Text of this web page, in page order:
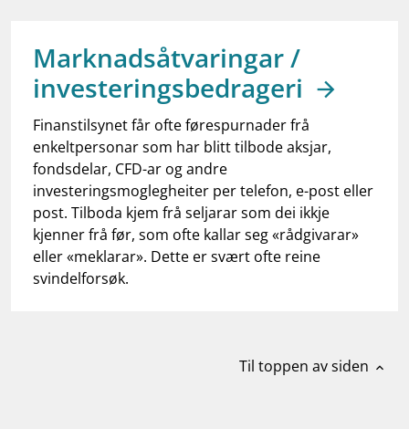
dashboardInformasjon for investorer
notifications_noneAbonner på nyhetsvarsel
Marknadsåtvaringar /
investeringsbedrageri
Finanstilsynet får ofte førespurnader frå
enkeltpersonar som har blitt tilbode aksjar,
fondsdelar, CFD-ar og andre
investeringsmoglegheiter per telefon, e-post eller
post. Tilboda kjem frå seljarar som dei ikkje
kjenner frå før, som ofte kallar seg «rådgivarar»
eller «meklarar». Dette er svært ofte reine
svindelforsøk.
Til toppen av siden expand_less